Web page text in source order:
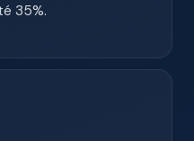
35%.